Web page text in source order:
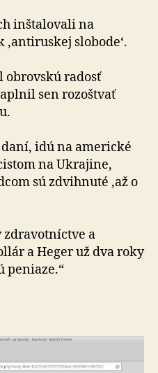
inštalovali na
slobode‘.
obrovskú radosť
sen rozoštvať
idú na americké
na Ukrajine,
sú zdvihnuté ‚až o
a
a Heger už dva roky
peniaze.“